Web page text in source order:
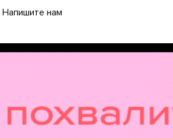
Напишите нам